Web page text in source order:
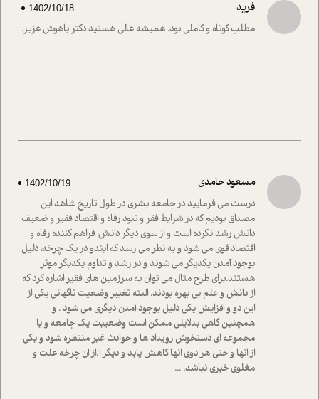
فرید 1402/10/18
مطلب کوتاه و کاملی بود. همیشه عالی هستید دکتر باهوش عزیز.
مسعود حامدی 1402/10/19
درست می فرمایید در جامعه بشری در طول تاریخ شاهد این
مصداق بودیم که در شرایط فقر و نبود رفاه و اقتصاد فقیر و ضعیف
دانش رشد نکرده است و از سوی دیگر دانش، فراهم کننده رفاه و
اقتصاد قوی می شود و به نطر می رسد که ایندو در یک چرخه، دلیل
بوجود آمدن یکدیگر می شوند و در رشد و تداوم یکدیگر موثر
هستند.برای طرح مثال می توان به سرزمین های فقیر اشاره کرد که
از دانش و علم بی بهره بودند. البته تغییر وضعیت ناگهانی یکی از
این دو و افزایش یکی دلیل بوجود آمدن دیگری می شود . و
همچنین گاهی بدلایلی ممکن است وضعییت یک جامعه و یا
مجموعه ای دستخوش رویداد ها و حوادث غیر منتظره شود و یکی
از انها و حتی هر دوی انها کاهش یابد و دیگر آ.از ان چرخه علت و
مغلوی خبری نباشد. ...